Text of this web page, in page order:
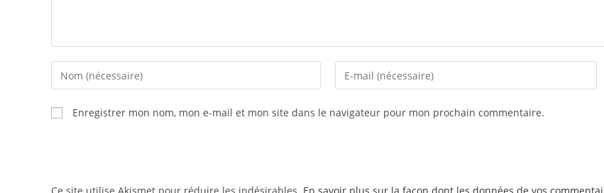
Enregistrer mon nom, mon e-mail et mon site dans le navigateur pour mon prochain commentaire.